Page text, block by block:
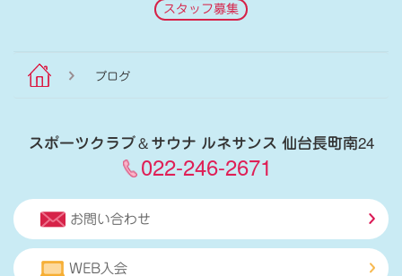
スタッフ募集
ブログ
スポーツクラブ＆サウナ ルネサンス 仙台長町南24
022-246-2671
お問い合わせ
WEB入会